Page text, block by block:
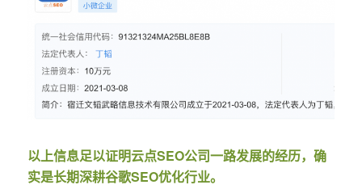
以上信息足以证明云点SEO公司一路发展的经历，确
实是长期深耕谷歌SEO优化行业。